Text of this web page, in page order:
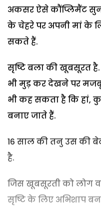
अकसर ऐसे कौंप्लिमैंट
के चेहरे पर अपनी मां के
सकते हैं.
सृष्टि बला की खूबसूरत
भी मुड़ कर देखने पर
भी कह सकता है कि हां,
बनाए जाते हैं.
16 साल की तनु उस की
है.
जिस खूबसूरती को लोग
सृष्टि के लिए अभिशाप